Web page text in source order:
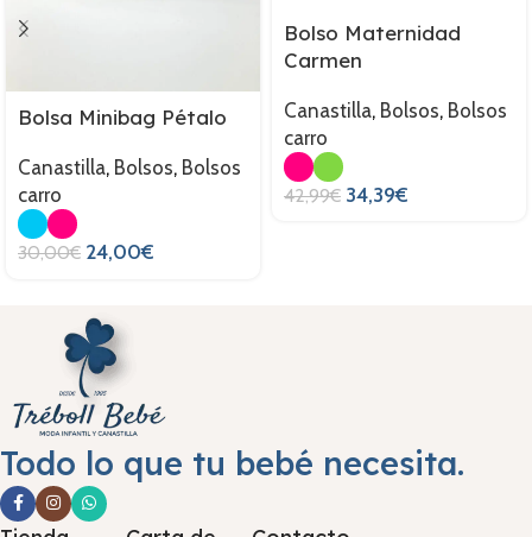
Bolsa Minibag Pétalo
Canastilla, Bolsos, Bolsos
carro
30,00€ 24,00€
Bolso Maternidad
Carmen
Canastilla, Bolsos, Bolsos
carro
42,99€ 34,39€
Todo lo que tu bebé necesita.